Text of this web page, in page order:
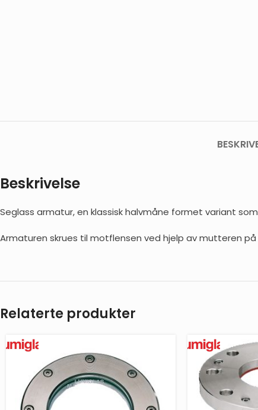
Beskrivelse
Seglass armatur, en klassisk halvmåne formet variant
Armaturen skrues til motflensen ved hjelp av mutteren på
Relaterte produkter